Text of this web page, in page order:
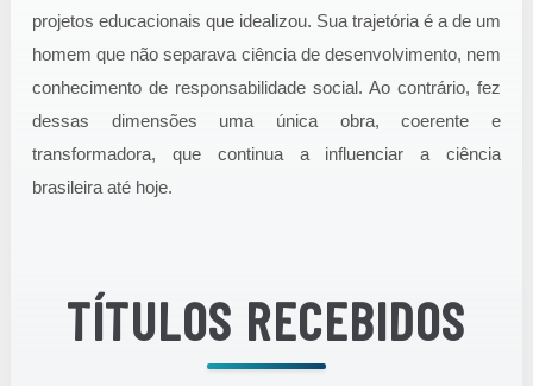
projetos educacionais que idealizou. Sua trajetória é a de um
homem que não separava ciência de desenvolvimento, nem
conhecimento de responsabilidade social. Ao contrário, fez
dessas dimensões uma única obra, coerente e
transformadora, que continua a influenciar a ciência
brasileira até hoje.
TÍTULOS RECEBIDOS